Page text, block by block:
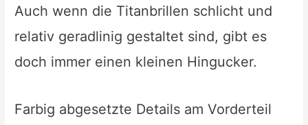
Auch wenn die Titanbrillen schlicht und
relativ geradlinig gestaltet sind, gibt es
doch immer einen kleinen Hingucker.
Farbig abgesetzte Details am Vorderteil